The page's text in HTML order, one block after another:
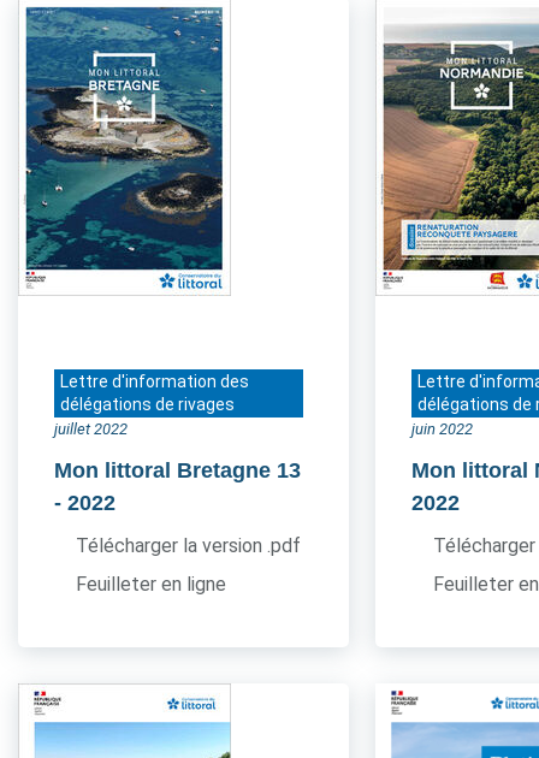
Lettre d'information des
délégations de rivages
juillet 2022
Mon littoral Bretagne 13
- 2022
Télécharger la version .pdf
Feuilleter en ligne
Lettre
délégations de
juin 2022
Mon littoral
2022
Feuilleter